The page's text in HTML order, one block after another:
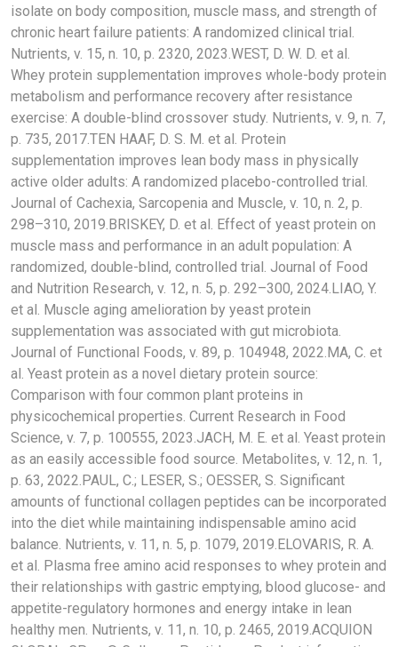
isolate on body composition, muscle mass, and strength of
chronic heart failure patients: A randomized clinical trial.
Nutrients, v. 15, n. 10, p. 2320, 2023.WEST, D. W. D. et al.
Whey protein supplementation improves whole-body protein
metabolism and performance recovery after resistance
exercise: A double-blind crossover study. Nutrients, v. 9, n. 7,
p. 735, 2017.TEN HAAF, D. S. M. et al. Protein
supplementation improves lean body mass in physically
active older adults: A randomized placebo-controlled trial.
Journal of Cachexia, Sarcopenia and Muscle, v. 10, n. 2, p.
298–310, 2019.BRISKEY, D. et al. Effect of yeast protein on
muscle mass and performance in an adult population: A
randomized, double-blind, controlled trial. Journal of Food
and Nutrition Research, v. 12, n. 5, p. 292–300, 2024.LIAO, Y.
et al. Muscle aging amelioration by yeast protein
supplementation was associated with gut microbiota.
Journal of Functional Foods, v. 89, p. 104948, 2022.MA, C. et
al. Yeast protein as a novel dietary protein source:
Comparison with four common plant proteins in
physicochemical properties. Current Research in Food
Science, v. 7, p. 100555, 2023.JACH, M. E. et al. Yeast protein
as an easily accessible food source. Metabolites, v. 12, n. 1,
p. 63, 2022.PAUL, C.; LESER, S.; OESSER, S. Significant
amounts of functional collagen peptides can be incorporated
into the diet while maintaining indispensable amino acid
balance. Nutrients, v. 11, n. 5, p. 1079, 2019.ELOVARIS, R. A.
et al. Plasma free amino acid responses to whey protein and
their relationships with gastric emptying, blood glucose- and
appetite-regulatory hormones and energy intake in lean
healthy men. Nutrients, v. 11, n. 10, p. 2465, 2019.ACQUION